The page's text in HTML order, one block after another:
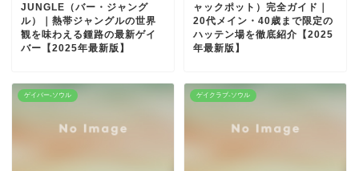
JUNGLE（バー・ジャング
ル）｜熱帯ジャングルの世界
観を味わえる鍾路の最新ゲイ
バー【2025年最新版】
ャックポット）完全ガイド｜
20代メイン・40歳まで限定の
ハッテン場を徹底紹介【2025
年最新版】
ゲイバー-ソウル ゲイクラブ-ソウル